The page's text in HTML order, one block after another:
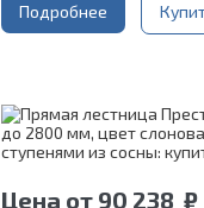
Подробнее
Цена от 90 238 ₽